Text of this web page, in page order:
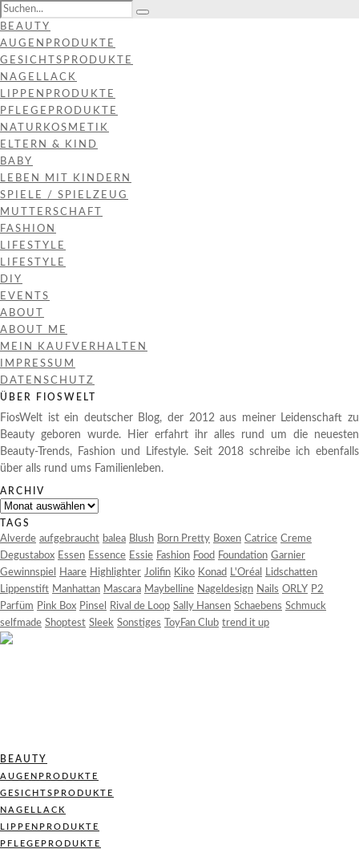
BEAUTY
AUGENPRODUKTE
GESICHTSPRODUKTE
NAGELLACK
LIPPENPRODUKTE
PFLEGEPRODUKTE
NATURKOSMETIK
ELTERN & KIND
BABY
LEBEN MIT KINDERN
SPIELE / SPIELZEUG
MUTTERSCHAFT
FASHION
LIFESTYLE
LIFESTYLE
DIY
EVENTS
ABOUT
ABOUT ME
MEIN KAUFVERHALTEN
IMPRESSUM
DATENSCHUTZ
ÜBER FIOSWELT
FiosWelt ist ein deutscher Blog, der 2012 aus meiner Leidenschaft zu
Beauty geboren wurde. Hier erfahrt ihr alles rund um die neuesten
Beauty-Trends, Fashion und Lifestyle. Seit 2018 schreibe ich ebenfalls
über alls rund ums Familienleben.
ARCHIV
Archiv
TAGS
Alverde aufgebraucht balea Blush Born Pretty Boxen Catrice Creme
Degustabox Essen Essence Essie Fashion Food Foundation Garnier
Gewinnspiel
Haare Highlighter Jolifin Kiko Konad L'Oréal
Lidschatten
Lippenstift Manhattan Mascara Maybelline Nageldesign Nails ORLY P2
Parfüm Pink Box Pinsel Rival de Loop Sally Hansen Schaebens Schmuck
selfmade Shoptest Sleek Sonstiges ToyFan Club trend it up
BEAUTY
AUGENPRODUKTE
GESICHTSPRODUKTE
NAGELLACK
LIPPENPRODUKTE
PFLEGEPRODUKTE